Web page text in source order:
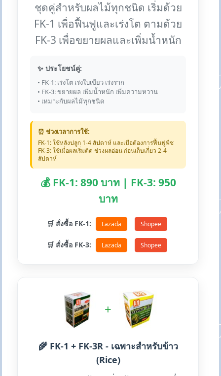
ชุดคู่สำหรับผลไม้ทุกชนิด เริ่มด้วย
FK-1 เพื่อฟื้นฟูและเร่งโต ตามด้วย
FK-3 เพื่อขยายผลและเพิ่มน้ำหนัก
✨ ประโยชน์คู่:
• FK-1: เร่งโต เร่งใบเขียว เร่งราก
• FK-3: ขยายผล เพิ่มน้ำหนัก เพิ่มความหวาน
• เหมาะกับผลไม้ทุกชนิด
⏰ ช่วงเวลาการใช้:
FK-1: ใช้หลังปลูก 1-4 สัปดาห์ และเมื่อต้องการฟื้นฟูพืช
FK-3: ใช้เมื่อผลเริ่มติด ช่วงผลอ่อน ก่อนเก็บเกี่ยว 2-4
สัปดาห์
💰 FK-1: 890 บาท | FK-3: 950
บาท
🛒 สั่งซื้อ FK-1: Lazada Shopee
🛒 สั่งซื้อ FK-3: Lazada Shopee
+
🌾 FK-1 + FK-3R - เฉพาะสำหรับข้าว
(Rice)